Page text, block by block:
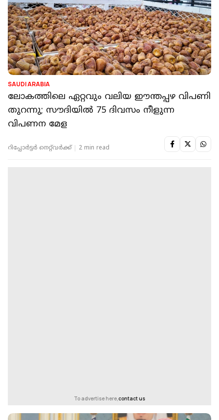
SAUDI ARABIA
ലോകത്തിലെ ഏറ്റവും വലിയ ഈന്തപ്പഴ വിപണി
തുറന്നു; സൗദിയിൽ 75 ദിവസം നീളുന്ന
വിപണന മേള
റിപ്പോർട്ടർ നെറ്റ്‌വര്‍ക്ക്‌ 2 min read
To advertise here,contact us